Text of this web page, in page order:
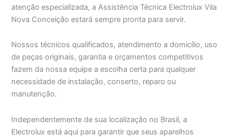
atenção especializada, a Assistência Técnica Electrolux Vila
Nova Conceição estará sempre pronta para servir.
Nossos técnicos qualificados, atendimento a domicílio, uso
de peças originais, garantia e orçamentos competitivos
fazem da nossa equipe a escolha certa para qualquer
necessidade de instalação, conserto, reparo ou
manutenção.
Independentemente de sua localização no Brasil, a
Electrolux está aqui para garantir que seus aparelhos